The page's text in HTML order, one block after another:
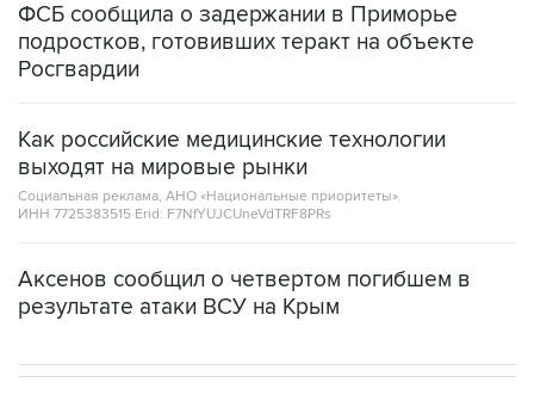
ФСБ сообщила о задержании в Приморье
подростков, готовивших теракт на объекте
Росгвардии
Как российские медицинские технологии
выходят на мировые рынки
Социальная реклама, АНО «Национальные приоритеты».
ИНН 7725383515 Erid: F7NfYUJCUneVdTRF8PRs
Аксенов сообщил о четвертом погибшем в
результате атаки ВСУ на Крым